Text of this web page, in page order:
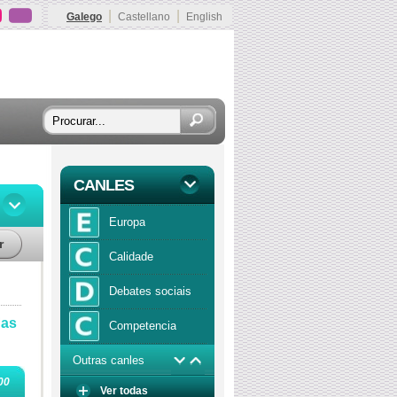
Galego Castellano English
CANLES
Europa
Calidade
Debates sociais
Competencia
Economía
Outras canles
Ver todas